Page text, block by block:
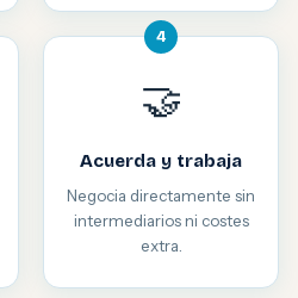
4
🤝
Acuerda y trabaja
Negocia directamente sin
intermediarios ni costes
extra.